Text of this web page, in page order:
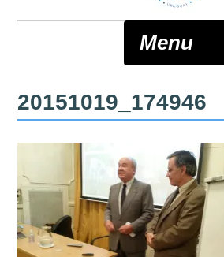
Menu
ANV
20151019_174946